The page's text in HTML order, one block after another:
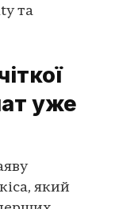
та
уже
який